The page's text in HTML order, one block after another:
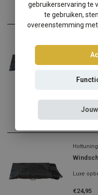
Luxe
€24,95
Hottuning
Luxe
€24,95
gebruikerservaring te
te gebruiken,
overeenstemming met